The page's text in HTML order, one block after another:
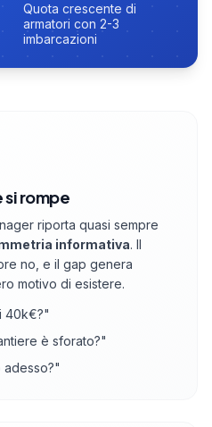
Quota crescente di
armatori con 2-3
imbarcazioni
si rompe
riporta quasi sempre
informativa. Il
no, e il gap genera
motivo di esistere.
40k€?"
è sforato?"